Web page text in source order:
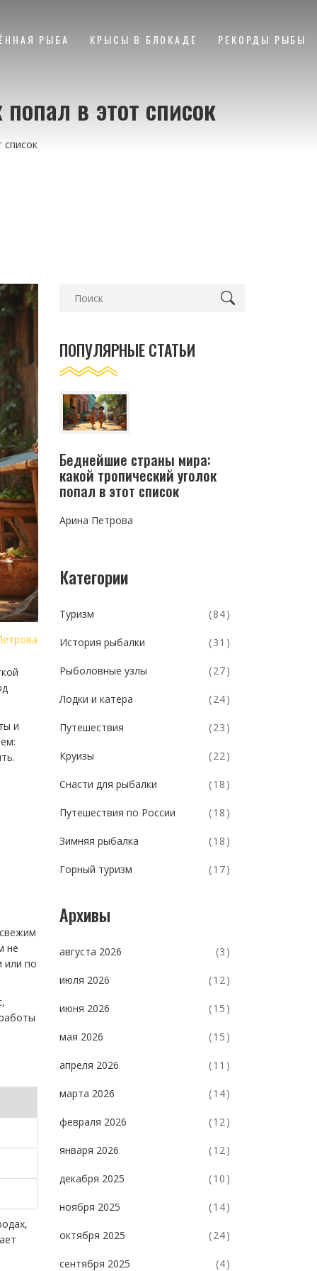
РЫБА КРЫСЫ В БЛОКАДЕ РЕКОРДЫ РЫБЫ
в этот список
список
и
не
или по
ПОПУЛЯРНЫЕ СТАТЬИ
Беднейшие страны мира:
какой тропический уголок
попал в этот список
Арина Петрова
Категории
Туризм (84)
История рыбалки (31)
Рыболовные узлы (27)
Лодки и катера (24)
Путешествия (23)
Круизы (22)
Снасти для рыбалки (18)
Путешествия по России (18)
Зимняя рыбалка (18)
Горный туризм (17)
Архивы
августа 2026 (3)
июля 2026 (12)
июня 2026 (15)
мая 2026 (15)
апреля 2026 (11)
марта 2026 (14)
февраля 2026 (12)
января 2026 (12)
декабря 2025 (10)
ноября 2025 (14)
октября 2025 (24)
сентября 2025 (4)